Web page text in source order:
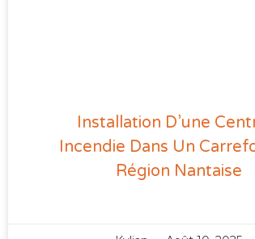
Installation D’une
Incendie Dans Un
Région Nantaise